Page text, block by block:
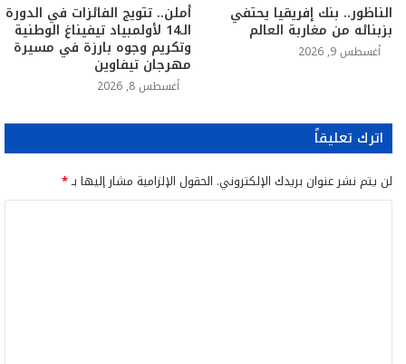
الناظور.. بنك إفريقيا يحتفي
بزبنائه من مغاربة العالم
أغسطس 9, 2026
أملن.. تتويج الفائزات في الدورة
الـ14 لأولمبياد تيفيناغ الوطنية
وتكريم وجوه بارزة في مسيرة
مهرجان تيفاوين
أغسطس 8, 2026
اترك تعليقاً
لن يتم نشر عنوان بريدك الإلكتروني. الحقول الإلزامية مشار إليها بـ*